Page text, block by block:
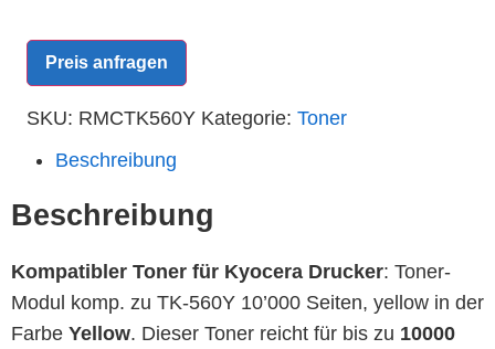
Preis anfragen
SKU: RMCTK560Y Kategorie: Toner
Beschreibung
Beschreibung
Kompatibler Toner für Kyocera Drucker: Toner-
Modul komp. zu TK-560Y 10’000 Seiten, yellow in der
Farbe Yellow. Dieser Toner reicht für bis zu 10000